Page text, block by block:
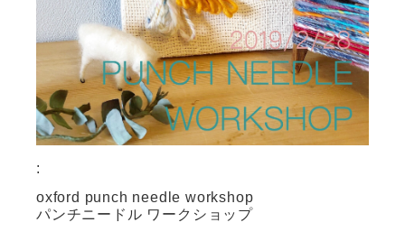
:
oxford punch needle workshop
パンチニードル ワークショップ